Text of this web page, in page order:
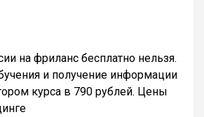
на фриланс бесплатно нельзя.
и получение информации
курса в 790 рублей. Цены